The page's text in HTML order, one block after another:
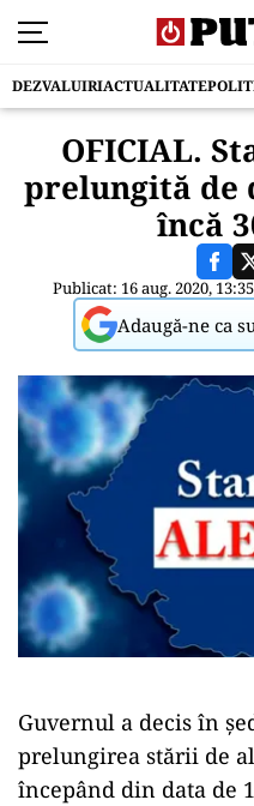
DEZVALUIRIACTUALITATE
OFICIAL.
prelungită de
încă
Publicat: 16 aug. 2020,
Adaugă-ne ca
Guvernul a decis în
prelungirea stării de
începând din data de